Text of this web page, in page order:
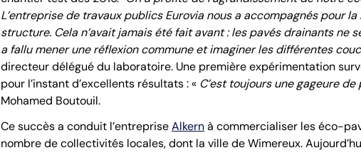
L’entreprise de travaux publics Eurovia nous a accompagnés pour
structure. Cela n’avait jamais été fait avant : les pavés drainants
a fallu mener une réflexion commune et imaginer les différentes
directeur délégué du laboratoire. Une première expérimentation
pour l’instant d’excellents résultats : « C’est toujours une gageure
Mohamed Boutouil.
Ce succès a conduit l’entrepriseAlkernà commercialiser les éco-
nombre de collectivités locales, dont la ville de Wimereux.